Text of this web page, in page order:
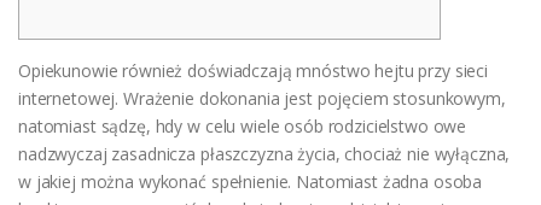
Opiekunowie również doświadczają mnóstwo hejtu przy sieci
internetowej. Wrażenie dokonania jest pojęciem stosunkowym,
natomiast sądzę, hdy w celu wiele osób rodzicielstwo owe
nadzwyczaj zasadnicza płaszczyzna życia, chociaż nie wyłączna,
w jakiej można wykonać spełnienie. Natomiast żadna osoba